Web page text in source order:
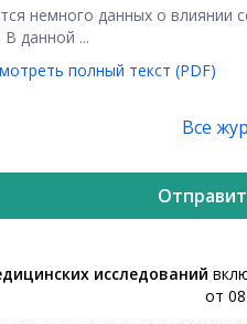
немного данных о влиянии
данной ...
полный текст (PDF)
Все
исследований
от